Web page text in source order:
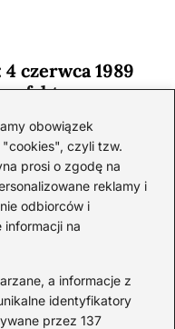
obowiązek
"cookies", czyli tzw.
prosi o zgodę na
reklamy i
odbiorców i
informacji na
a informacje z
identyfikatory
przez 137
4 czerwca 1989
fakty
1. wojnie
znane
ciekawostki o